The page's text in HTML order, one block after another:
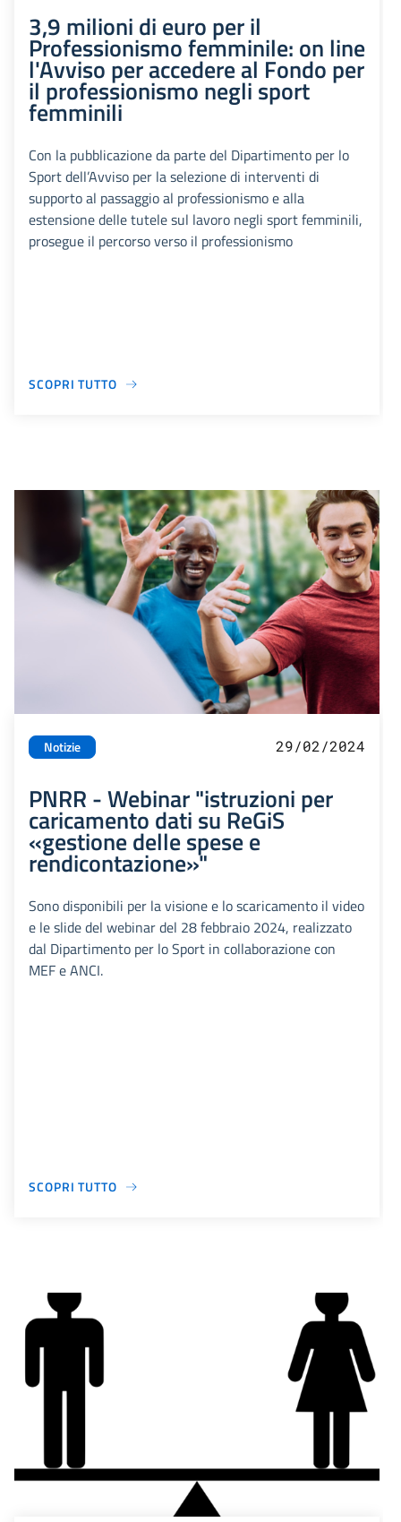
3,9 milioni di euro per il
Professionismo femminile: on line
l'Avviso per accedere al Fondo per
il professionismo negli sport
femminili
Con la pubblicazione da parte del Dipartimento per lo
Sport dell’Avviso per la selezione di interventi di
supporto al passaggio al professionismo e alla
estensione delle tutele sul lavoro negli sport femminili,
prosegue il percorso verso il professionismo
SCOPRI TUTTO
Notizie 29/02/2024
PNRR - Webinar "istruzioni per
caricamento dati su ReGiS
«gestione delle spese e
rendicontazione»"
Sono disponibili per la visione e lo scaricamento il video
e le slide del webinar del 28 febbraio 2024, realizzato
dal Dipartimento per lo Sport in collaborazione con
MEF e ANCI.
SCOPRI TUTTO